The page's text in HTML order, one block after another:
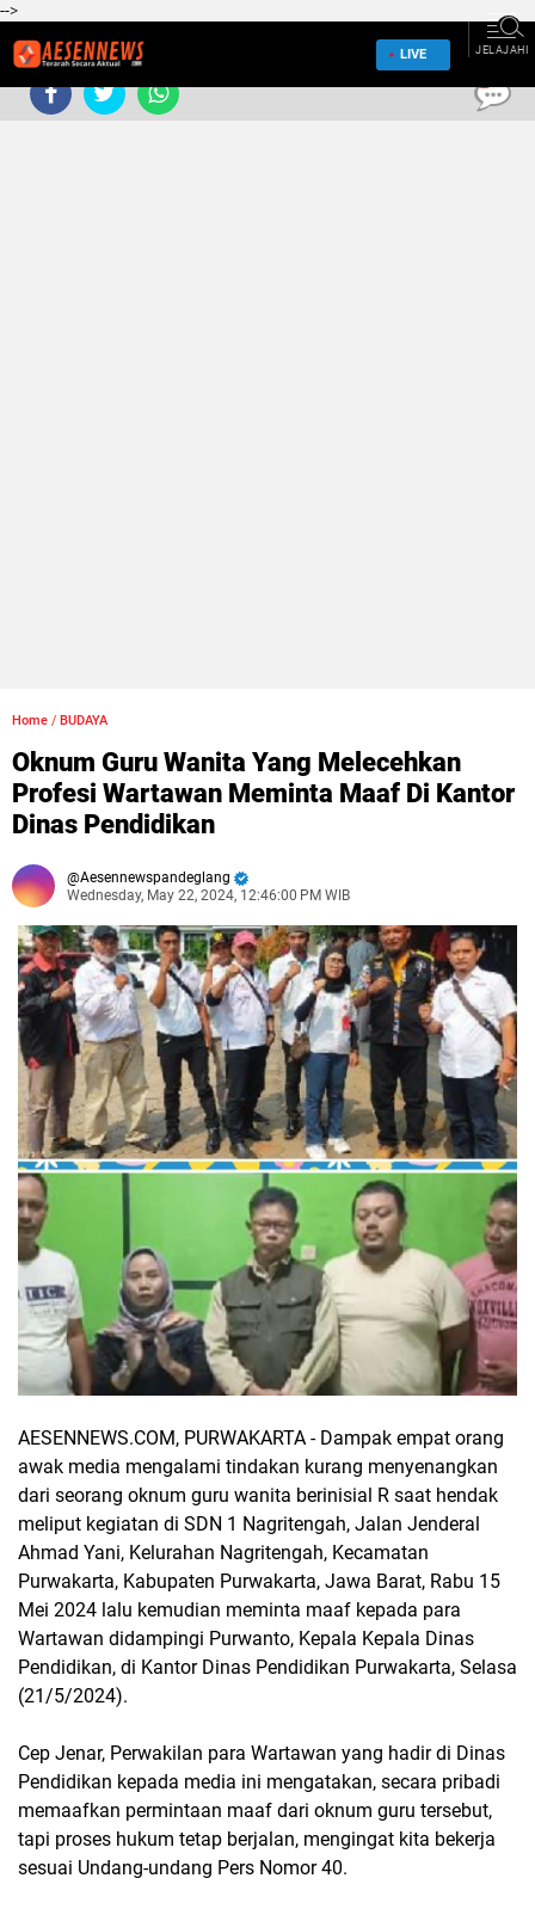
-->
LIVE JELAJAHI
Home / BUDAYA
Oknum Guru Wanita Yang Melecehkan
Profesi Wartawan Meminta Maaf Di Kantor
Dinas Pendidikan
Aesennewspandeglang
Wednesday, May 22, 2024, 12:46:00 PM WIB
AESENNEWS.COM, PURWAKARTA - Dampak empat orang
awak media mengalami tindakan kurang menyenangkan
dari seorang oknum guru wanita berinisial R saat hendak
meliput kegiatan di SDN 1 Nagritengah, Jalan Jenderal
Ahmad Yani, Kelurahan Nagritengah, Kecamatan
Purwakarta, Kabupaten Purwakarta, Jawa Barat, Rabu 15
Mei 2024 lalu kemudian meminta maaf kepada para
Wartawan didampingi Purwanto, Kepala Kepala Dinas
Pendidikan, di Kantor Dinas Pendidikan Purwakarta, Selasa
(21/5/2024).
Cep Jenar, Perwakilan para Wartawan yang hadir di Dinas
Pendidikan kepada media ini mengatakan, secara pribadi
memaafkan permintaan maaf dari oknum guru tersebut,
tapi proses hukum tetap berjalan, mengingat kita bekerja
sesuai Undang-undang Pers Nomor 40.